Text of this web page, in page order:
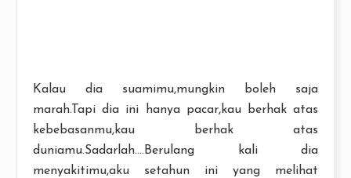
Kalau dia suamimu,mungkin boleh saja
marah.Tapi dia ini hanya pacar,kau berhak atas
kebebasanmu,kau berhak atas
duniamu.Sadarlah....Berulang kali dia
menyakitimu,aku setahun ini yang melihat